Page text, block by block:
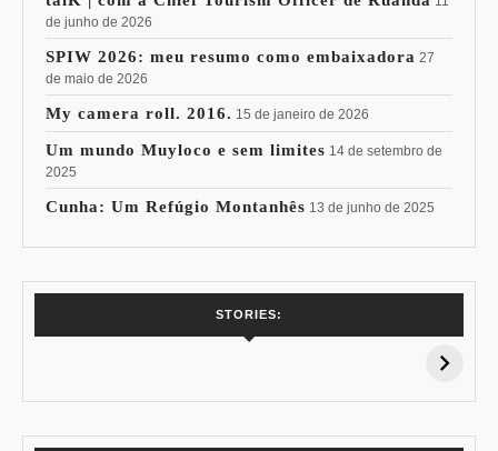
de junho de 2026
SPIW 2026: meu resumo como embaixadora 27
de maio de 2026
My camera roll. 2016. 15 de janeiro de 2026
Um mundo Muyloco e sem limites 14 de setembro de
2025
Cunha: Um Refúgio Montanhês 13 de junho de 2025
STORIES:
15% de
Pessoal: Os